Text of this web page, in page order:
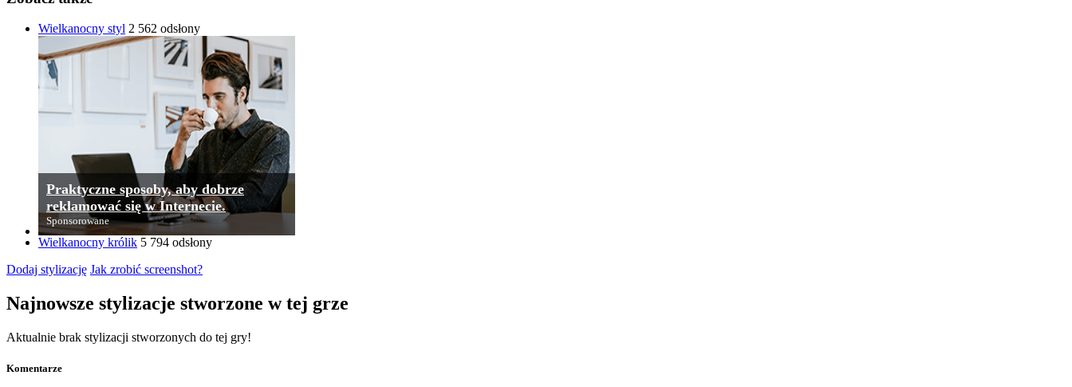
Wielkanocny styl 2 562 odsłony
Praktyczne sposoby, aby dobrze
reklamować się w Internecie.
Sponsorowane
Wielkanocny królik 5 794 odsłony
Dodaj stylizację Jak zrobić screenshot?
Najnowsze stylizacje stworzone w tej grze
Aktualnie brak stylizacji stworzonych do tej gry!
Komentarze